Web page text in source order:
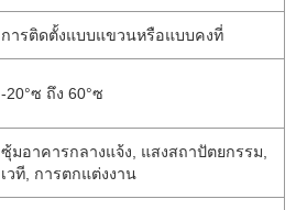
การติดตั้งแบบแขวนหรือแบบคงที่
-20°ซ ถึง 60°ซ
ซุ้มอาคารกลางแจ้ง, แสงสถาปัตยกรรม,
เวที, การตกแต่งงาน